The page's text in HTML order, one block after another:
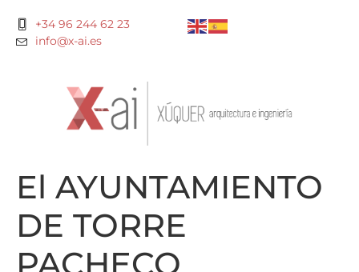
+34 96 244 62 23
info@x-ai.es
El AYUNTAMIENTO
DE TORRE
PACHECO